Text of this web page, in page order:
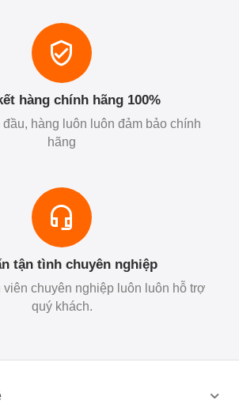
hàng chính hãng 100%
đầu, hàng luôn luôn đảm bảo chính
hãng
tận tình chuyên nghiệp
chuyên nghiệp luôn luôn hỗ trợ
quý khách.